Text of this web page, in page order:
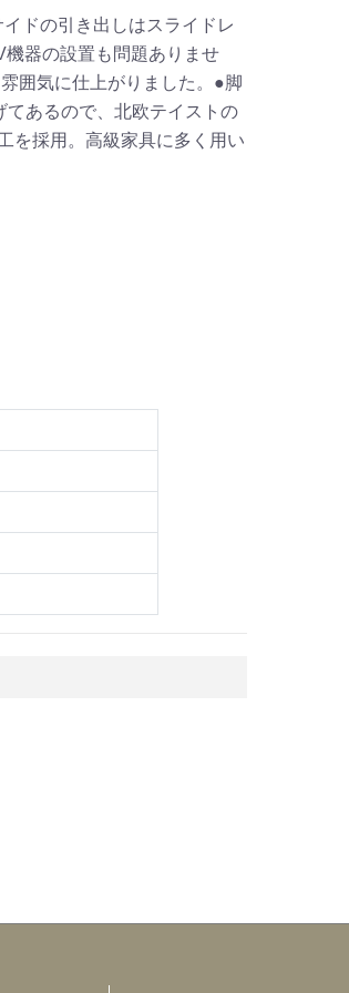
ドの引き出しはスライドレ
器の設置も問題ありませ
囲気に仕上がりました。●脚
あるので、北欧テイストの
を採用。高級家具に多く用い